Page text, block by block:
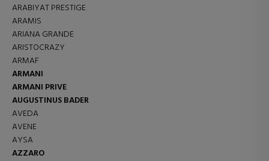
ARABIYAT PRESTIGE
ARAMIS
ARIANA GRANDE
ARISTOCRAZY
ARMAF
ARMANI
ARMANI PRIVE
AUGUSTINUS BADER
AVEDA
AVENE
AYSA
AZZARO